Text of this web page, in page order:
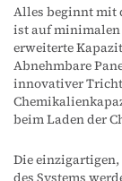
Alles beginnt mit
ist auf minimalen
erweiterte
Abnehmbare
innovativer
beim Laden der
Die einzigartigen,